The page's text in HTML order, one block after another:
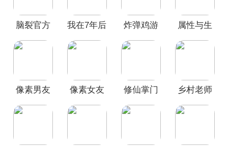
游戏的一致好评，感兴趣的小伙伴快下
载体验一下吧！
脑裂官方
我在7年后
炸弹鸡游
属性与生
像素男友
像素女友
修仙掌门
乡村老师